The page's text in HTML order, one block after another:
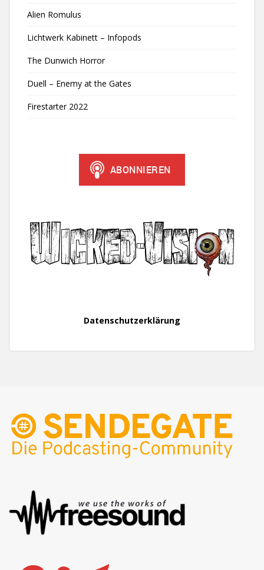
Alien Romulus
Lichtwerk Kabinett – Infopods
The Dunwich Horror
Duell – Enemy at the Gates
Firestarter 2022
Datenschutzerklärung